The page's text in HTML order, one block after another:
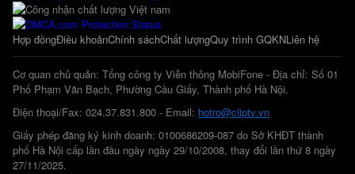
Hợp đồngĐiều khoảnChính sáchChất lượngQuy trình GQKNLiên hệ
Cơ quan chủ quản: Tổng công ty Viễn thông MobiFone - Địa chỉ: Số 01
Phố Phạm Văn Bạch, Phường Cầu Giấy, Thành phố Hà Nội.
Điện thoại/Fax: 024.37.831.800 - Email: hotro@cliptv.vn
Giấy phép đăng ký kinh doanh: 0100686209-087 do Sở KHĐT thành
phố Hà Nội cấp lần đầu ngày ngày 29/10/2008, thay đổi lần thứ 8 ngày
27/11/2025.